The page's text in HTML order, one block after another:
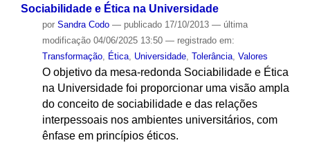
Sociabilidade e Ética na Universidade
por Sandra Codo — publicado17/10/2013 — última
modificação04/06/2025 13:50 — registrado em:
Transformação, Ética, Universidade, Tolerância, Valores
O objetivo da mesa-redonda Sociabilidade e Ética
na Universidade foi proporcionar uma visão ampla
do conceito de sociabilidade e das relações
interpessoais nos ambientes universitários, com
ênfase em princípios éticos.